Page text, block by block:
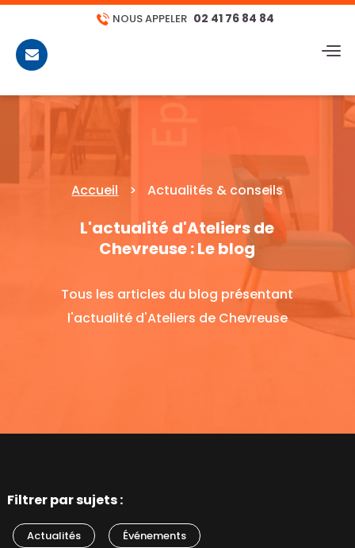
NOUS APPELER 02 41 76 84 84
CONTACT
Accueil > Actualités & conseils
L'actualité d'Ateliers de
Chevreuse : Le blog
Tous les articles du blog présentant
l'actualité d'Ateliers de Chevreuse
Filtrer par sujets :
Actualités Événements